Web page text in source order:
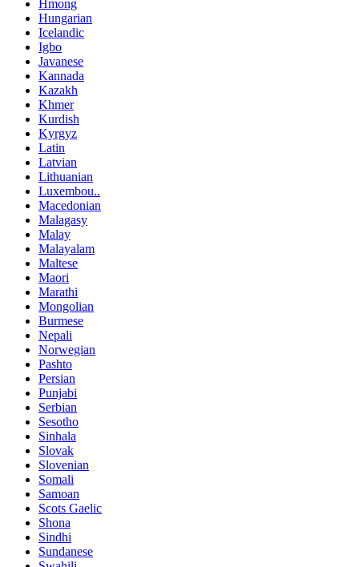
Hmong
Hungarian
Icelandic
Igbo
Javanese
Kannada
Kazakh
Khmer
Kurdish
Kyrgyz
Latin
Latvian
Lithuanian
Luxembou..
Macedonian
Malagasy
Malay
Malayalam
Maltese
Maori
Marathi
Mongolian
Burmese
Nepali
Norwegian
Pashto
Persian
Punjabi
Serbian
Sesotho
Sinhala
Slovak
Slovenian
Somali
Samoan
Scots Gaelic
Shona
Sindhi
Sundanese